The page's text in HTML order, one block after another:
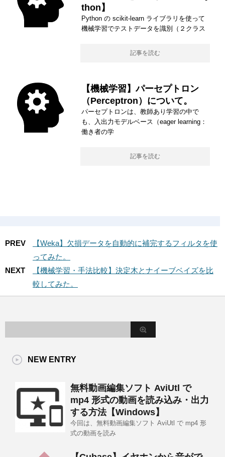
thon】
Python の scikit-learn ライブラリを使って
機械学習でテストデータを識別（２クラス
記事を読む
【機械学習】パーセプトロン
（Perceptron）について。
パーセプトロンは、教師あり学習の中で
も、入出力モデルベース（eager learning：
働き者の学
記事を読む
PREV
【Weka】欠損データを自動的に補完するフィルタを使
ってみた。
NEXT
【機械学習・手法比較】決定木とナイーブベイズを比
較してみた。
NEW ENTRY
無料動画編集ソフト AviUtl で
mp4 形式の動画を読み込み・出力
する方法【Windows】
今回は、無料動画編集ソフト AviUtl で mp4 形
式の動画を読み